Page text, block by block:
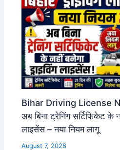
Bihar Driving License
अब बिना ट्रेनिंग सर्टिफिकेट के
लाइसेंस – नया नियम लागू
August 7, 2026